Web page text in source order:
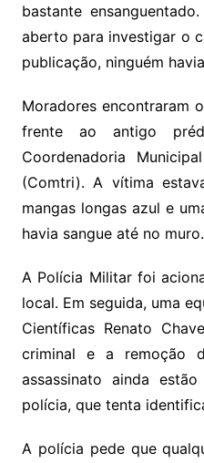
bastante
aberto para investigar o
publicação, ninguém
Moradores encontraram
frente ao antigo
Coordenadoria
(Comtri). A vítima
mangas longas azul e
havia sangue até no muro.
A Polícia Militar foi
local. Em seguida, uma
Científicas Renato
criminal e a remoção
assassinato ainda
polícia, que tenta
A polícia pede que